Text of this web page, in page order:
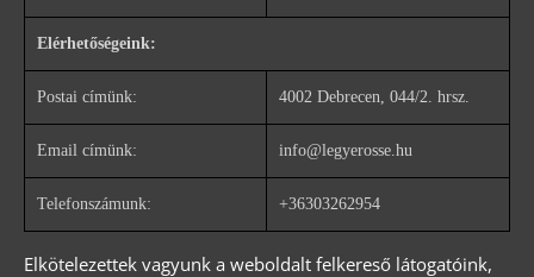
Elérhetőségeink:
Postai címünk: 4002 Debrecen, 044/2. hrsz.
Email címünk: info@legyerosse.hu
Telefonszámunk: +36303262954
Elkötelezettek vagyunk a weboldalt felkereső látogatóink,